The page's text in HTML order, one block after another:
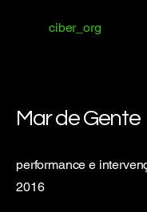
ciber_org
Mar de Gente
performance e
2016